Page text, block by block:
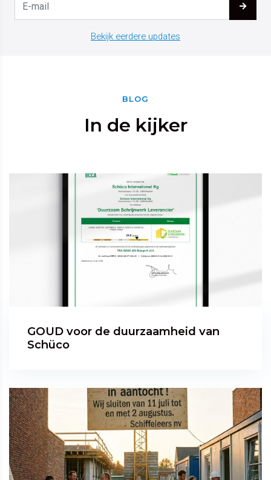
Bekijk eerdere updates
BLOG
In de kijker
GOUD voor de duurzaamheid van
Schüco